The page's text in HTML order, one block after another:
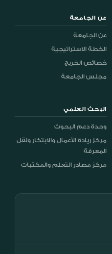
عن الجامعة
عن الجامعة
الخطة الاستراتيجية
خصائص الخريج
مجلس الجامعة
البحث العلمي
وحدة دعم البحوث
مركز ريادة الأعمال والابتكار ونقل
المعرفة
مركز مصادر التعلم والمكتبات